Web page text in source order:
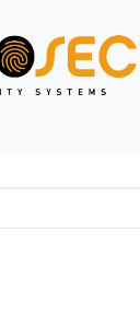
Video Alarm